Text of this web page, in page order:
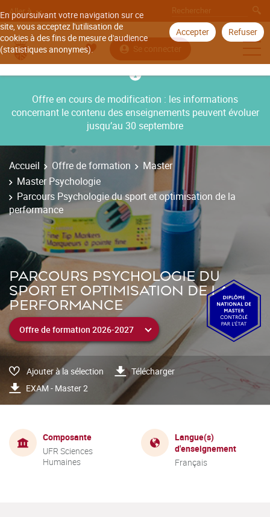
En poursuivant votre navigation sur ce
site, vous acceptez l'utilisation de
cookies à des fins de mesure d'audience
(statistiques anonymes).
Accepter Refuser
Aller à
Se connecter
Offre en cours de modification : les informations
concernant le contenu des enseignements peuvent évoluer
jusqu’au 30 septembre
Accueil Offre de formation
Master
Master Psychologie
Parcours Psychologie du sport et optimisation de la
performance
PARCOURS PSYCHOLOGIE DU
SPORT ET OPTIMISATION DE LA
PERFORMANCE
Ajouter à la sélection
Télécharger
EXAM - Master 2
Composante
UFR Sciences
Humaines
Langue(s)
d'enseignement
Français